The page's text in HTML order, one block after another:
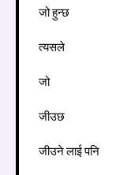
जो हुन्छ
त्यसले
जो
जीउछ
जीउने लाई पनि